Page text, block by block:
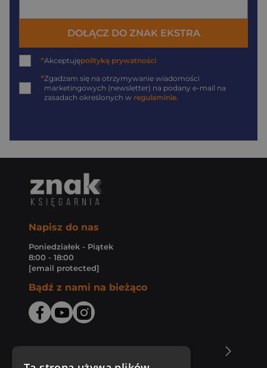
DOŁĄCZ DO ZNAK EKSTRA
*Akceptujępolitykę prywatności
*Zgadzam się na otrzymywanie wiadomości
marketingowych (newsletter) na podany e-mail na
zasadach określonych w regulaminie.
Napisz do nas
Poniedziałek - Piątek
8:00 - 18:00
[email protected]
Bądź z nami na bieżąco